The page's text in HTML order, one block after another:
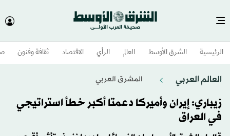
الرئيسية الشرق الأوسط​ العالم الرأي الاقتصاد ثقافة وفنون
العالم العربي المشرق العربي
زيباري: إيران وأميركا دعمتا أكبر خطأ استراتيجي
في العراق